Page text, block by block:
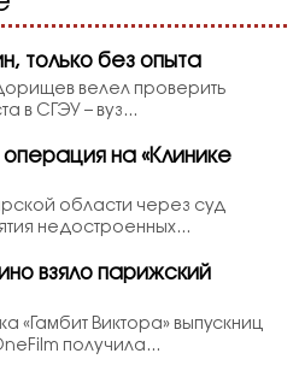
только без опыта
велел проверить
в СГЭУ – вуз...
на «Клинике
области через суд
недостроенных...
взяло парижский
«Гамбит Виктора» выпускниц
получила...